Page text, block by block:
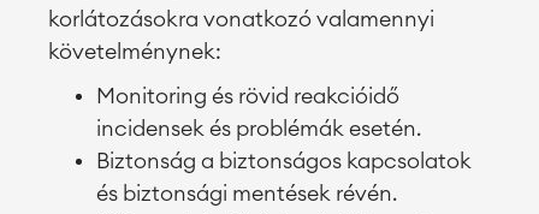
korlátozásokra vonatkozó valamennyi
követelménynek:
Monitoring és rövid reakcióidő
incidensek és problémák esetén.
Biztonság a biztonságos kapcsolatok
és biztonsági mentések révén.